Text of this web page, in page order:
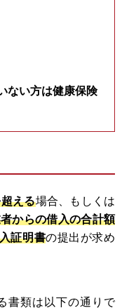
ない方は健康保険
える場合、もしくは
からの借入の合計額
証明書の提出が求め
書類は以下の通りで